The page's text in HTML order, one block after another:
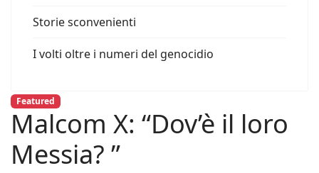
Storie sconvenienti
I volti oltre i numeri del genocidio
Featured
Malcom X: “Dov’è il loro
Messia? ”